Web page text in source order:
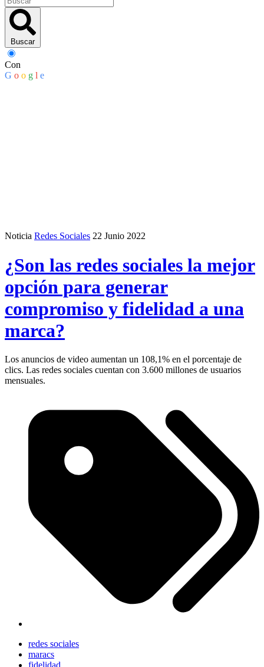
Buscar
Con
G o o g l e
Noticia Redes Sociales 22 Junio 2022
¿Son las redes sociales la mejor
opción para generar
compromiso y fidelidad a una
marca?
Los anuncios de video aumentan un 108,1% en el porcentaje de
clics. Las redes sociales cuentan con 3.600 millones de usuarios
mensuales.
redes sociales
maracs
fidelidad